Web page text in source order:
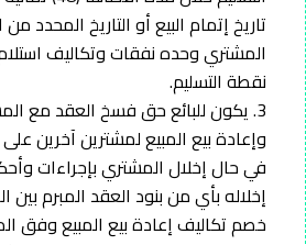
تاريخ إتمام البيع أو التاريخ المحدد من
المشتري وحده نفقات وتكاليف
نقطة التسليم.
3. يكون للبائع حق فسخ العقد مع
وإعادة بيع المبيع لمشترين آخرين
في حال إخلال المشتري بإجراءات
إخلاله بأي من بنود العقد المبرم بين
خصم تكاليف إعادة بيع المبيع وفق